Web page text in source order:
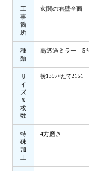
工
事
箇
所
玄関の右壁全面
種
類
高透過ミラー 5
サ
イ
ズ
＆
枚
数
横1397×たて2151
特
殊
加
工
4方磨き